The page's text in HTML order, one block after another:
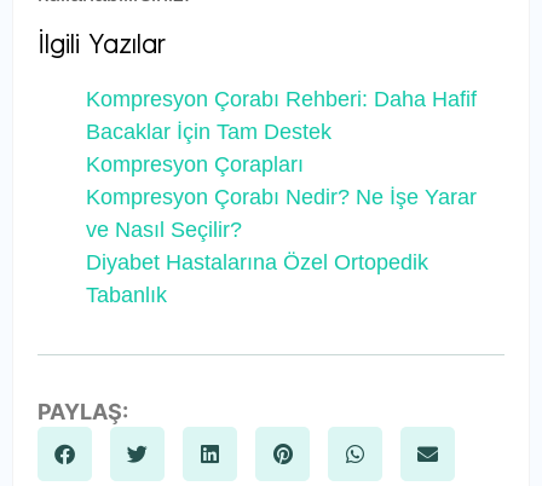
İlgili Yazılar
Kompresyon Çorabı Rehberi: Daha Hafif
Bacaklar İçin Tam Destek
Kompresyon Çorapları
Kompresyon Çorabı Nedir? Ne İşe Yarar
ve Nasıl Seçilir?
Diyabet Hastalarına Özel Ortopedik
Tabanlık
PAYLAŞ: